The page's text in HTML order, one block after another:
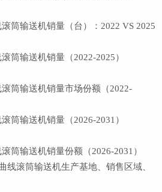
筒输送机销量（台）：2022 VS 2025
筒输送机销量（2022-2025）
筒输送机销量市场份额（2022-
筒输送机销量（2026-2031）
筒输送机销量份额（2026-2031）
线滚筒输送机生产基地、销售区域、